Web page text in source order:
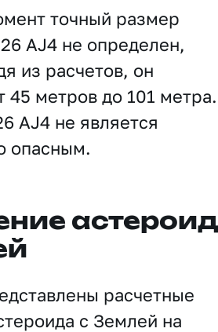
точный размер
AJ4 не определен,
из расчетов, он
45 метров до 101 метра.
AJ4 не является
опасным.
расчетные
с Землей на